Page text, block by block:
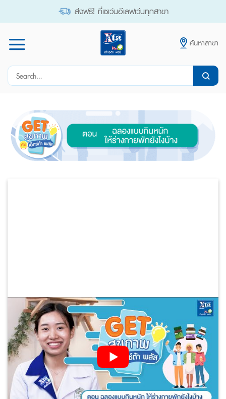
ส่งฟรี! ที่เซเว่นอีเลฟเว่นทุกสาขา
ค้นหาสาขา
Search